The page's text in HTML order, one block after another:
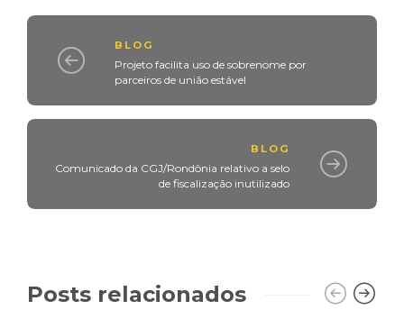
BLOG
Projeto facilita uso de sobrenome por
parceiros de união estável
BLOG
Comunicado da CGJ/Rondônia relativo a selo
de fiscalização inutilizado
Posts relacionados